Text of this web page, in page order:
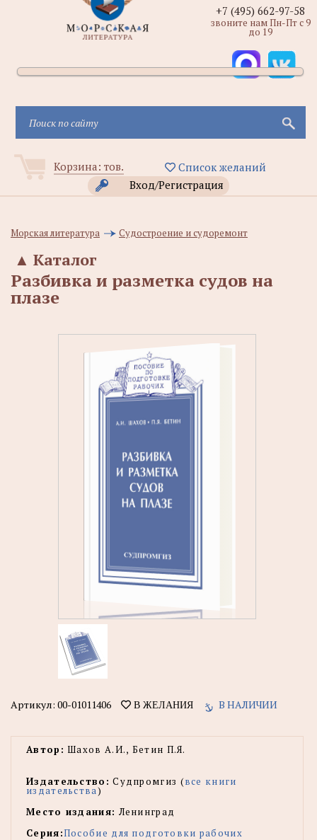
Корзина: тов.
Список желаний
Вход/Регистрация
+7 (495) 662-97-58
звоните нам Пн-Пт с 9
до 19
Морская литература Судостроение и судоремонт
Каталог
▲
Разбивка и разметка судов на
плазе
Артикул: 00-01011406 В ЖЕЛАНИЯ В НАЛИЧИИ
Автор: Шахов А.И., Бетин П.Я.
Издательство: Судпромгиз (все книги
издательства)
Место издания: Ленинград
Серия:Пособие для подготовки рабочих